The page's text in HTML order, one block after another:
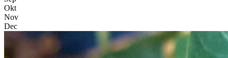
Okt
Nov
Dec